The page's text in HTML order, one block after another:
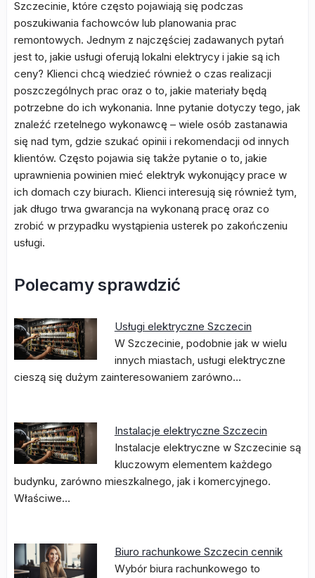
Szczecinie, które często pojawiają się podczas
poszukiwania fachowców lub planowania prac
remontowych. Jednym z najczęściej zadawanych pytań
jest to, jakie usługi oferują lokalni elektrycy i jakie są ich
ceny? Klienci chcą wiedzieć również o czas realizacji
poszczególnych prac oraz o to, jakie materiały będą
potrzebne do ich wykonania. Inne pytanie dotyczy tego, jak
znaleźć rzetelnego wykonawcę – wiele osób zastanawia
się nad tym, gdzie szukać opinii i rekomendacji od innych
klientów. Często pojawia się także pytanie o to, jakie
uprawnienia powinien mieć elektryk wykonujący prace w
ich domach czy biurach. Klienci interesują się również tym,
jak długo trwa gwarancja na wykonaną pracę oraz co
zrobić w przypadku wystąpienia usterek po zakończeniu
usługi.
Polecamy sprawdzić
Usługi elektryczne Szczecin
W Szczecinie, podobnie jak w wielu
innych miastach, usługi elektryczne
cieszą się dużym zainteresowaniem zarówno…
Instalacje elektryczne Szczecin
Instalacje elektryczne w Szczecinie są
kluczowym elementem każdego
budynku, zarówno mieszkalnego, jak i komercyjnego.
Właściwe…
Biuro rachunkowe Szczecin cennik
Wybór biura rachunkowego to